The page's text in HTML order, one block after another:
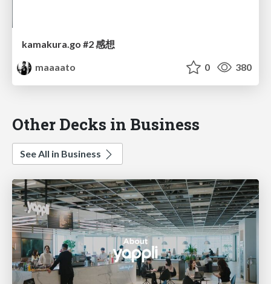
kamakura.go #2 感想
maaaato
0 380
Other Decks in Business
See All in Business